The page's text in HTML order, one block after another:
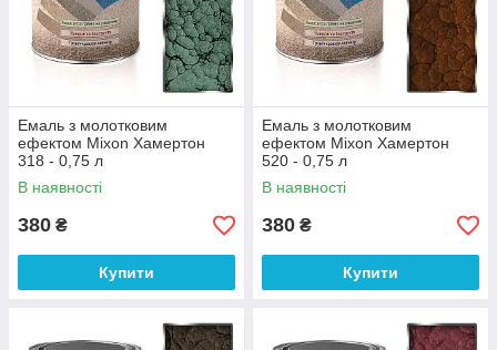
Емаль з молотковим
ефектом Mixon Хамертон
318 - 0,75 л
В наявності
380 ₴
Купити
Емаль з молотковим
ефектом Mixon Хамертон
520 - 0,75 л
В наявності
380 ₴
Купити